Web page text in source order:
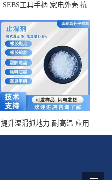
SEBS工具手柄 家电外壳 抗
耐候G1653VO
提升湿滑抓地力 耐高温 应用
于特种轮胎 TPR鞋底 涂料油